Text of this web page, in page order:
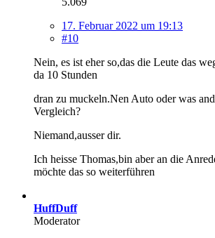
17. Februar 2022 um 19:13
#10
Nein, es ist eher so,das die Leute das
da 10 Stunden
dran zu muckeln.Nen Auto oder was
Vergleich?
Niemand,ausser dir.
Ich heisse Thomas,bin aber an die
möchte das so weiterführen
HuffDuff
Moderator